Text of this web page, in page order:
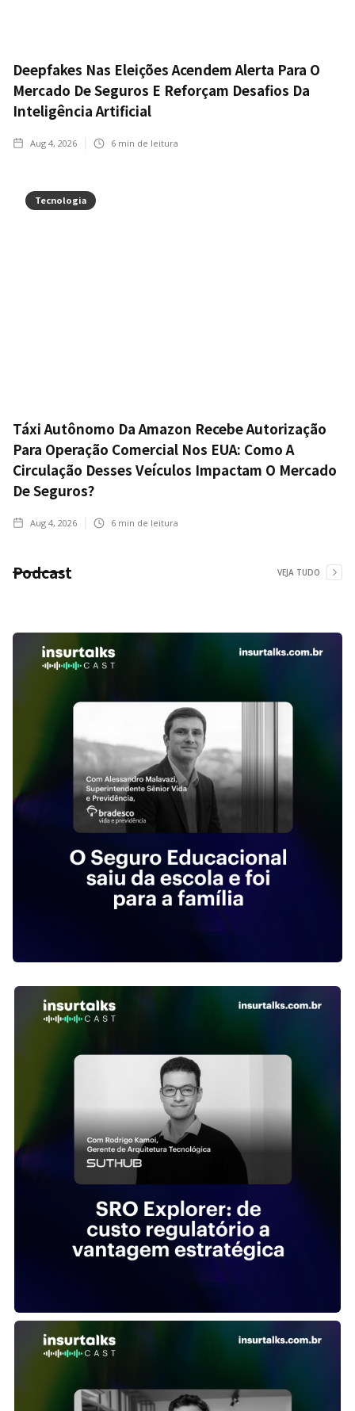
Deepfakes Nas Eleições Acendem Alerta Para O
Mercado De Seguros E Reforçam Desafios Da
Inteligência Artificial
Aug 4, 2026 6 min de leitura
Tecnologia
Táxi Autônomo Da Amazon Recebe Autorização
Para Operação Comercial Nos EUA: Como A
Circulação Desses Veículos Impactam O Mercado
De Seguros?
Aug 4, 2026 6 min de leitura
Podcast VEJA TUDO